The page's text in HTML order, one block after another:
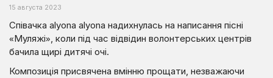
15 августа 2023
Співачка alyona alyona надихнулась на написання пісні
«Муляжі», коли під час відвідин волонтерських центрів
бачила щирі дитячі очі.
Композиція присвячена вмінню прощати, незважаючи